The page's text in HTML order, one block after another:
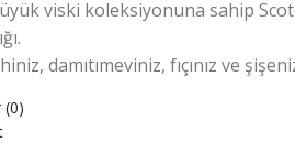
viski koleksiyonuna sahip
damıtımeviniz, fıçınız ve
(0)